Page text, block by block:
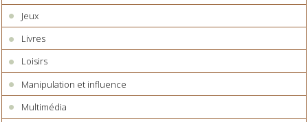
Jeux
Livres
Loisirs
Manipulation et influence
Multimédia